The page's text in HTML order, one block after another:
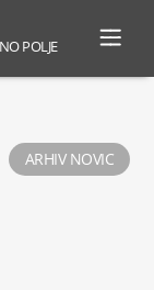
POLJE
ARHIV NOVIC